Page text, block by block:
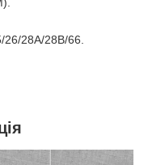
28A/28B/66.